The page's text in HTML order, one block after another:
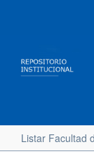
Listar Facultad